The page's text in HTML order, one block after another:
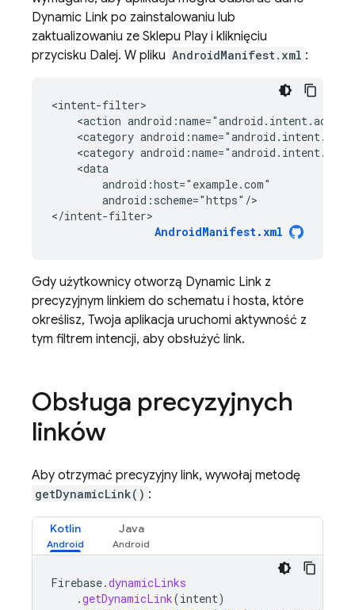
Dynamic Link po zainstalowaniu lub
zaktualizowaniu ze Sklepu Play i kliknięciu
przycisku Dalej. W pliku AndroidManifest.xml :
<intent-filter
<action
<category
<category
    <data
        android:host="example.com"
        android:scheme="https"/
>
</intent-filter>
AndroidManifest.xml
Gdy użytkownicy otworzą Dynamic Link z
precyzyjnym linkiem do schematu i hosta, które
określisz, Twoja aplikacja uruchomi aktywność z
tym filtrem intencji, aby obsłużyć link.
Obsługa precyzyjnych
linków
Aby otrzymać precyzyjny link, wywołaj metodę
getDynamicLink() :
Kotlin Java
Firebase.dynamicLinks
.getDynamicLink(intent)